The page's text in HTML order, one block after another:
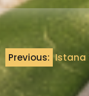
Previous: Istana